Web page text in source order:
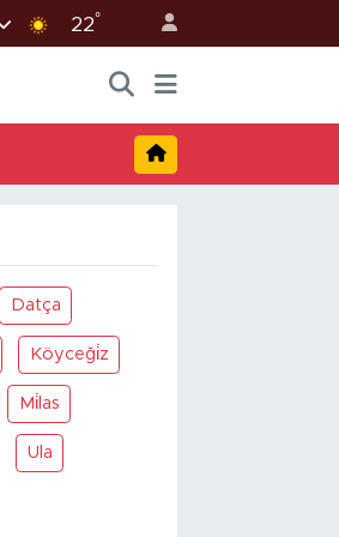
22°
Datça
Köyceği̇z
Mi̇las
Ula